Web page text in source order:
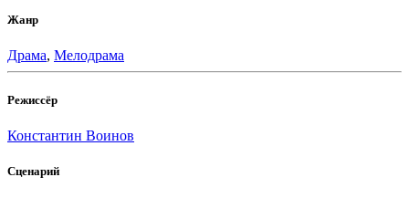
Жанр
Драма, Мелодрама
Режиссёр
Константин Воинов
Сценарий